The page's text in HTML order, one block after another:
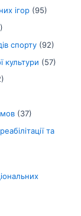
ігор (95)
спорту (92)
культури (57)
мов (37)
та